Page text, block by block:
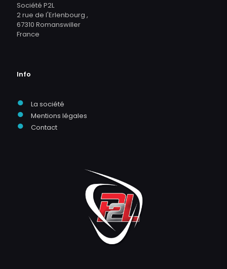
Société P2L
2 rue de l'Erlenbourg ,
67310 Romanswiller
France
Info
● La société
● Mentions légales
● Contact